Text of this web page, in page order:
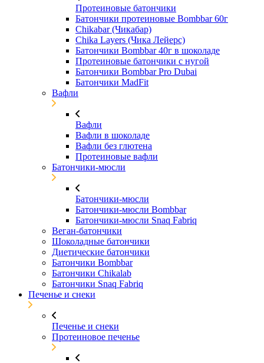
Протеиновые батончики
Батончики протеиновые Bombbar 60г
Chikabar (Чикабар)
Chika Layers (Чика Лейерс)
Батончики Bombbar 40г в шоколаде
Протеиновые батончики с нугой
Батончики Bombbar Pro Dubai
Батончики MadFit
Вафли
Вафли
Вафли в шоколаде
Вафли без глютена
Протеиновые вафли
Батончики-мюсли
Батончики-мюсли
Батончики-мюсли Bombbar
Батончики-мюсли Snaq Fabriq
Веган-батончики
Шоколадные батончики
Диетические батончики
Батончики Bombbar
Батончики Chikalab
Батончики Snaq Fabriq
Печенье и снеки
Печенье и снеки
Протеиновое печенье